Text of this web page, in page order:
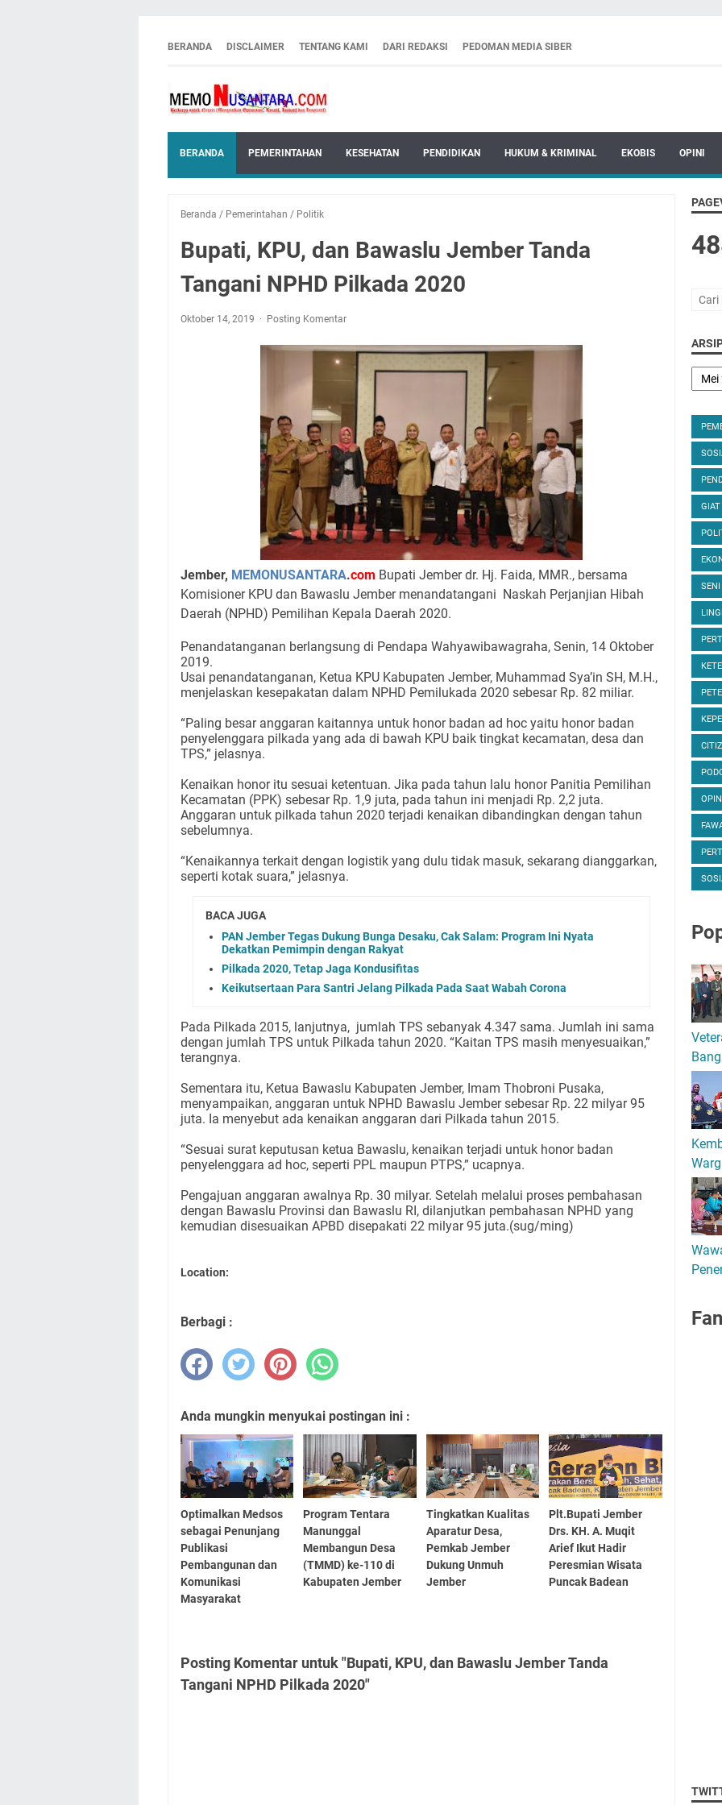
BERANDA DISCLAIMER TENTANG KAMI DARI REDAKSI PEDOMAN MEDIA SIBER
BERANDA PEMERINTAHAN KESEHATAN PENDIDIKAN HUKUM & KRIMINAL EKOBIS OPINI
Beranda / Pemerintahan / Politik
Bupati, KPU, dan Bawaslu Jember Tanda
Tangani NPHD Pilkada 2020
Oktober 14, 2019 Posting Komentar
Jember, MEMONUSANTARA.com Bupati Jember dr. Hj. Faida, MMR., bersama
Komisioner KPU dan Bawaslu Jember menandatangani Naskah Perjanjian Hibah
Daerah (NPHD) Pemilihan Kepala Daerah 2020.
Penandatanganan berlangsung di Pendapa Wahyawibawagraha, Senin, 14 Oktober
2019.
Usai penandatanganan, Ketua KPU Kabupaten Jember, Muhammad Sya’in SH, M.H.,
menjelaskan kesepakatan dalam NPHD Pemilukada 2020 sebesar Rp. 82 miliar.
“Paling besar anggaran kaitannya untuk honor badan ad hoc yaitu honor badan
penyelenggara pilkada yang ada di bawah KPU baik tingkat kecamatan, desa dan
TPS,” jelasnya.
Kenaikan honor itu sesuai ketentuan. Jika pada tahun lalu honor Panitia Pemilihan
Kecamatan (PPK) sebesar Rp. 1,9 juta, pada tahun ini menjadi Rp. 2,2 juta.
Anggaran untuk pilkada tahun 2020 terjadi kenaikan dibandingkan dengan tahun
sebelumnya.
“Kenaikannya terkait dengan logistik yang dulu tidak masuk, sekarang dianggarkan,
seperti kotak suara,” jelasnya.
BACA JUGA
PAN Jember Tegas Dukung Bunga Desaku, Cak Salam: Program Ini Nyata
Dekatkan Pemimpin dengan Rakyat
Pilkada 2020, Tetap Jaga Kondusifitas
Keikutsertaan Para Santri Jelang Pilkada Pada Saat Wabah Corona
Pada Pilkada 2015, lanjutnya, jumlah TPS sebanyak 4.347 sama. Jumlah ini sama
dengan jumlah TPS untuk Pilkada tahun 2020. “Kaitan TPS masih menyesuaikan,”
terangnya.
Sementara itu, Ketua Bawaslu Kabupaten Jember, Imam Thobroni Pusaka,
menyampaikan, anggaran untuk NPHD Bawaslu Jember sebesar Rp. 22 milyar 95
juta. Ia menyebut ada kenaikan anggaran dari Pilkada tahun 2015.
“Sesuai surat keputusan ketua Bawaslu, kenaikan terjadi untuk honor badan
penyelenggara ad hoc, seperti PPL maupun PTPS,” ucapnya.
Pengajuan anggaran awalnya Rp. 30 milyar. Setelah melalui proses pembahasan
dengan Bawaslu Provinsi dan Bawaslu RI, dilanjutkan pembahasan NPHD yang
kemudian disesuaikan APBD disepakati 22 milyar 95 juta.(sug/ming)
Location:
Berbagi :
Anda mungkin menyukai postingan ini :
Optimalkan Medsos
sebagai Penunjang
Publikasi
Pembangunan dan
Komunikasi
Masyarakat
Program Tentara
Manunggal
Membangun Desa
(TMMD) ke-110 di
Kabupaten Jember
Tingkatkan Kualitas
Aparatur Desa,
Pemkab Jember
Dukung Unmuh
Jember
Plt.Bupati Jember
Drs. KH. A. Muqit
Arief Ikut Hadir
Peresmian Wisata
Puncak Badean
Posting Komentar untuk "Bupati, KPU, dan Bawaslu Jember Tanda
Tangani NPHD Pilkada 2020"
SENI